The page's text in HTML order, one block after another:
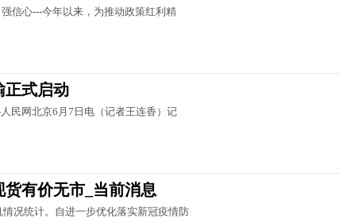
信心---今年以来，为推动政策红利精
正式启动
民网北京6月7日电（记者王连香）记
有价无市_当前消息
况统计。自进一步优化落实新冠疫情防